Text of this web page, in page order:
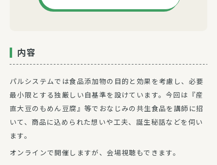
内容
パルシステムでは食品添加物の目的と効果を考慮し、必要
最小限とする独厳しい自基準を設けています。今回は『産
直大豆のもめん豆腐』等でおなじみの共生食品を講師に招
いて、商品に込められた想いや工夫、誕生秘話などを伺い
ます。
オンラインで開催しますが、会場視聴もできます。